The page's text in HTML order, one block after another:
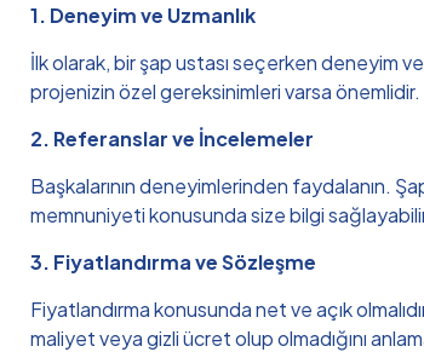
1. Deneyim ve Uzmanlık
İlk olarak, bir şap ustası seçerken deneyim
projenizin özel gereksinimleri varsa
2. Referanslar ve İncelemeler
Başkalarının deneyimlerinden faydalanın.
memnuniyeti konusunda size bilgi
3. Fiyatlandırma ve Sözleşme
Fiyatlandırma konusunda net ve açık
maliyet veya gizli ücret olup olmadığını